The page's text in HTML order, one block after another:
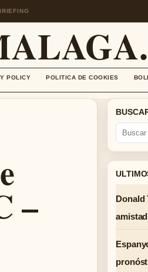
POLICY POLITICA DE COOKIES
–
Donald